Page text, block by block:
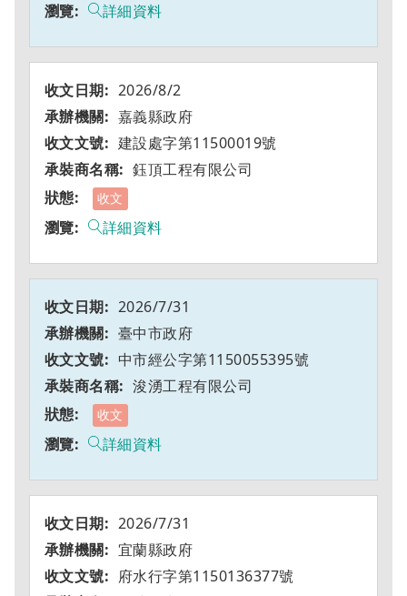
詳細資料
2026/8/2
嘉義縣政府
建設處字第11500019號
鈺頂工程有限公司
收文
詳細資料
2026/7/31
臺中市政府
中市經公字第1150055395號
浚湧工程有限公司
收文
詳細資料
2026/7/31
宜蘭縣政府
府水行字第1150136377號